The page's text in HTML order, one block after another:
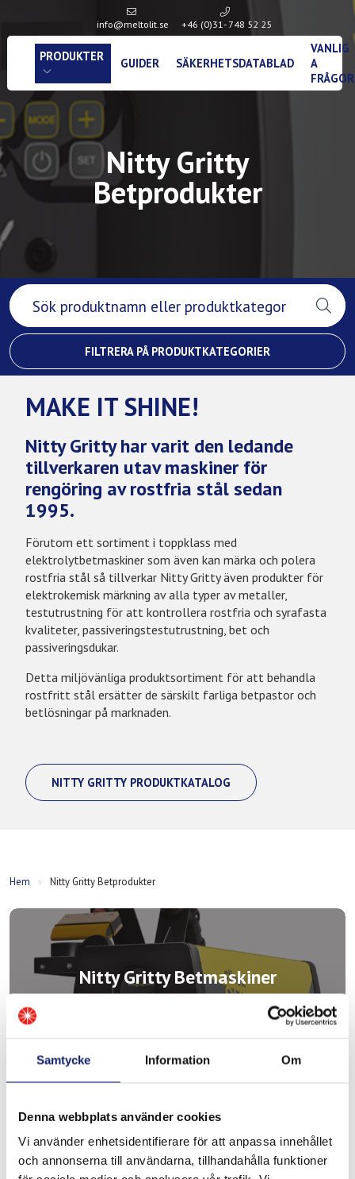
Samtycke Information Om
Denna webbplats använder cookies
Vi använder enhetsidentifierare för att anpassa innehållet
och annonserna till användarna, tillhandahålla funktioner
info@meltolit.se +46 (0)31- 748 52 25
PRODUKTER GUIDER SÄKERHETSDATABLAD
VANLIG
A
FRÅGOR
Nitty Gritty
Betprodukter
FILTRERA PÅ PRODUKTKATEGORIER
MAKE IT SHINE!
Nitty Gritty har varit den ledande
tillverkaren utav maskiner för
rengöring av rostfria stål sedan
1995.
Förutom ett sortiment i toppklass med
elektrolytbetmaskiner som även kan märka och polera
rostfria stål så tillverkar Nitty Gritty även produkter för
elektrokemisk märkning av alla typer av metaller,
testutrustning för att kontrollera rostfria och syrafasta
kvaliteter, passiveringstestutrustning, bet och
passiveringsdukar.
Detta miljövänliga produktsortiment för att behandla
rostfritt stål ersätter de särskilt farliga betpastor och
betlösningar på marknaden.
NITTY GRITTY PRODUKTKATALOG
Hem » Nitty Gritty Betprodukter
Nitty Gritty Betmaskiner
Elektrolytiska betmaskiner för rengöring och
polering av svetsfogar och rostfria ytor